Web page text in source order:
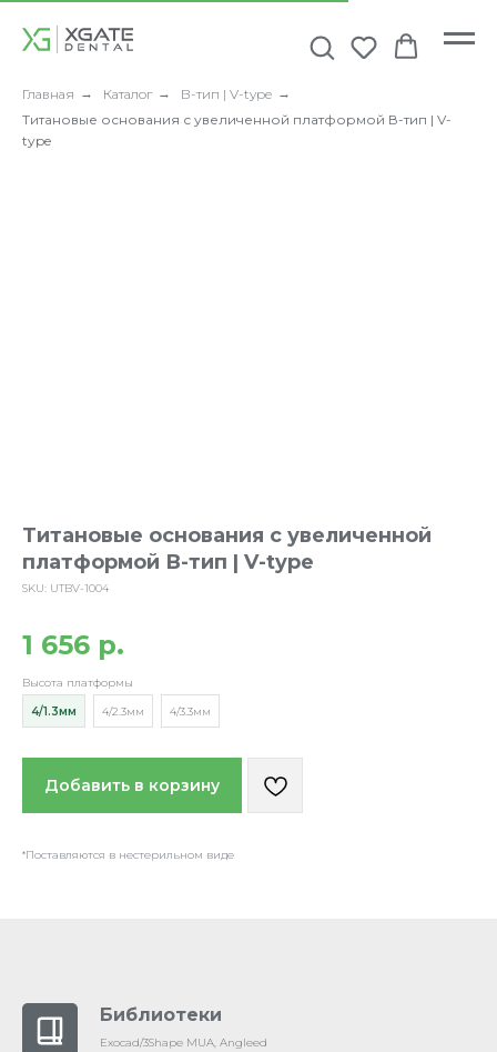
Главная → Каталог → В-тип | V-type →
Титановые основания с увеличенной платформой В-тип | V-
type
Титановые основания с увеличенной
платформой В-тип | V-type
SKU: UTBV-1004
1 656 р.
Высота платформы
4/1.3мм
4/2.3мм 4/3.3мм
Добавить в корзину
*Поставляются в нестерильном виде
Библиотеки
Exocad/3Shape MUA, Angleed